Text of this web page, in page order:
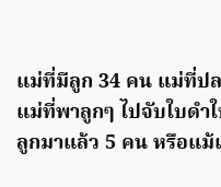
แม่ที่มีลูก 34 คน แม่ที่ป
แม่ที่พาลูกๆ ไปจับใบดำ
ลูกมาแล้ว 5 คน หรือแ